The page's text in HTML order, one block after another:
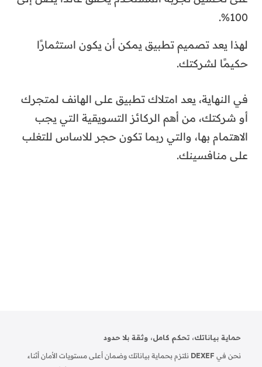
100%.
لهذا يعد تصميم تطبيق يمكن أن يكون استثمارًا
حكيمًا لشركتك.
في النهاية، يعد امتلاك تطبيق على الهانف لمتجرك
أو شركتك، من أهم الركائز التسويقية التي يجب
الاهتمام بها، والتي ربما تكون حجر للاساس للتغلب
على منافسينك.
حماية بياناتك، تحكم كامل، وثقة بلا حدود
نحن في DEXEF نلتزم بحماية بياناتك وضمان أعلى مستويات الأمان أثناء